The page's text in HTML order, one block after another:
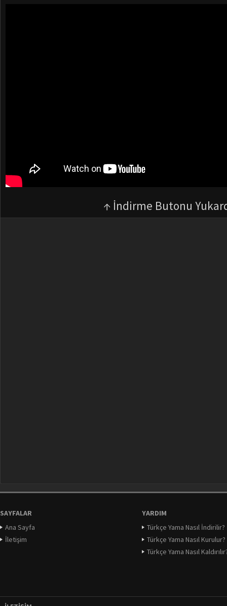
↑ İndirme Butonu
SAYFALAR
Ana Sayfa
İletişim
YARDIM
Türkçe Yama Nasıl İndirilir?
Türkçe Yama Nasıl Kurulur?
Türkçe Yama Nasıl